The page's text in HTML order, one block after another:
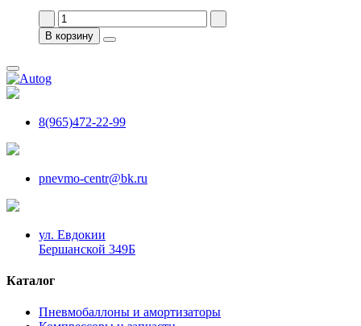
В корзину
8(965)472-22-99
pnevmo-centr@bk.ru
ул. Евдокии
Бершанской 349Б
Каталог
Пневмобаллоны и амортизаторы